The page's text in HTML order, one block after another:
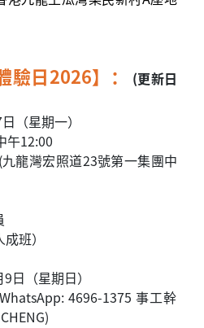
驗日2026】：
(更新日
（星期一）
午12:00
龍灣宏照道23號第一集團中
班）
日（星期日）
4696-1375 事工幹